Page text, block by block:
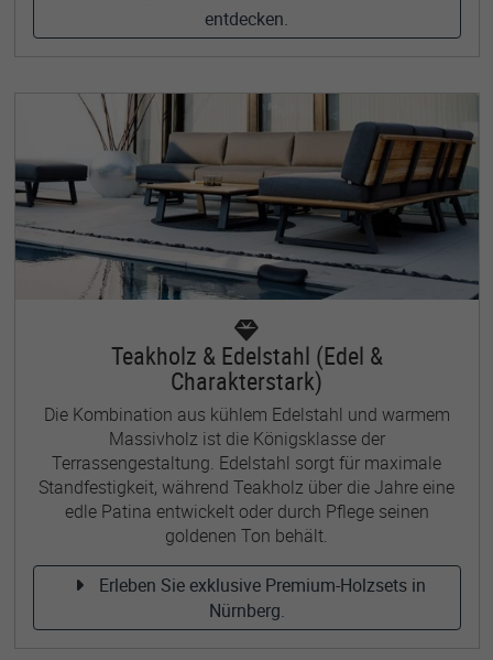
entdecken.
Teakholz & Edelstahl (Edel &
Charakterstark)
Die Kombination aus kühlem Edelstahl und warmem
Massivholz ist die Königsklasse der
Terrassengestaltung. Edelstahl sorgt für maximale
Standfestigkeit, während Teakholz über die Jahre eine
edle Patina entwickelt oder durch Pflege seinen
goldenen Ton behält.
Erleben Sie exklusive Premium-Holzsets in
Nürnberg.